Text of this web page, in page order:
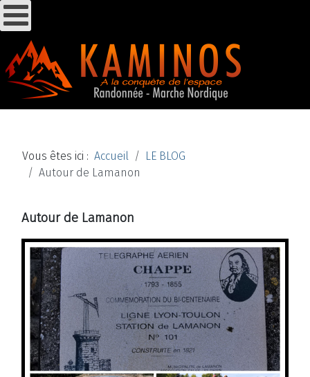
Vous êtes ici : Accueil
LE BLOG
Autour de Lamanon
Autour de Lamanon